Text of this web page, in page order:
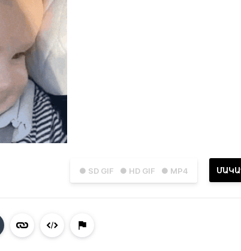
● SD GIF ● HD GIF ● MP4